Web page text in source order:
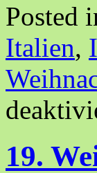
Posted
Italien,
19.